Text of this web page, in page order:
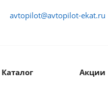
avtopilot@avtopilot-ekat.ru
Каталог Акции